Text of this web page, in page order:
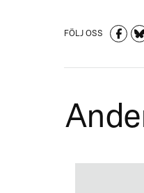
FÖLJ OSS